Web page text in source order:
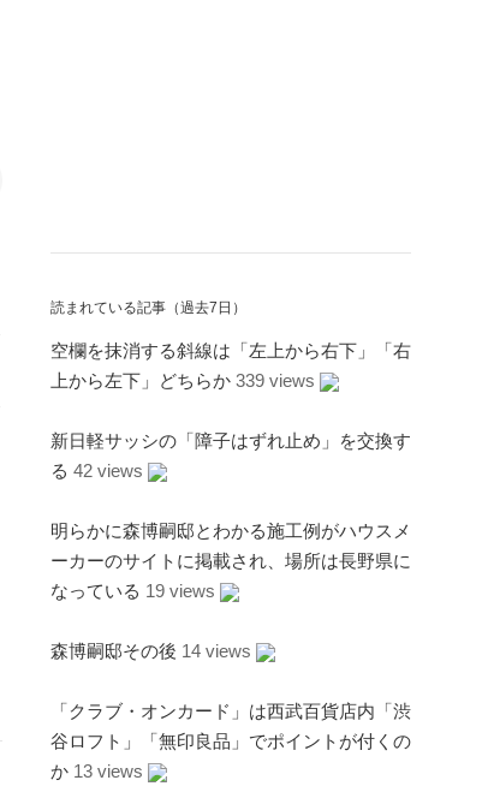
読まれている記事（過去7日）
空欄を抹消する斜線は「左上から右下」「右
上から左下」どちらか 339 views
新日軽サッシの「障子はずれ止め」を交換す
る 42 views
明らかに森博嗣邸とわかる施工例がハウスメ
ーカーのサイトに掲載され、場所は長野県に
なっている 19 views
森博嗣邸その後 14 views
「クラブ・オンカード」は西武百貨店内「渋
谷ロフト」「無印良品」でポイントが付くの
か 13 views